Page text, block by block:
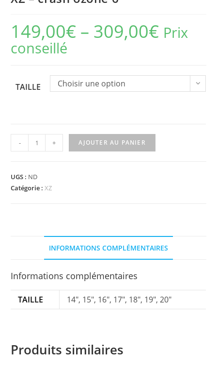
149,00€ – 309,00€ Prix
conseillé
TAILLE Choisir une option
quantité
de
-
crash
- + AJOUTER AU PANIER
UGS : ND
Catégorie :XZ
INFORMATIONS COMPLÉMENTAIRES
Informations complémentaires
TAILLE 14", 15", 16", 17", 18", 19", 20"
Produits similaires